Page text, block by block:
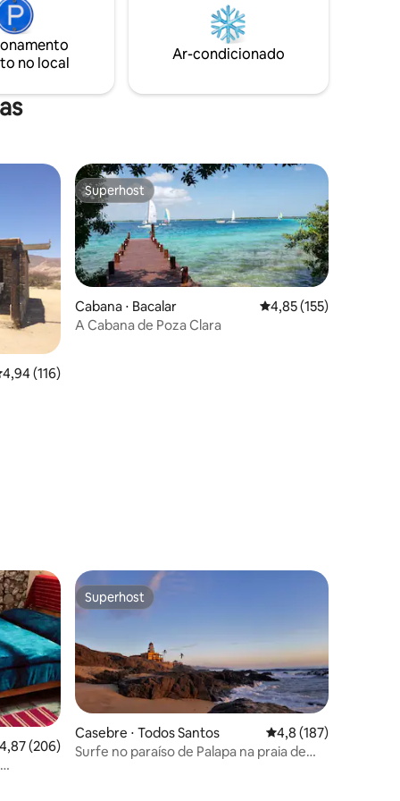
a
áudio rural. Estadias longas possíveis.
Propriedade de 1000m. Velocidade do
no local
Ar-condicionado
de uma avaliação média de 5, 116 avaliações
4,94 (116)
Superhost
Superhost
Cabana ⋅ Bacalar 4,85 de uma avaliação
4,85 (155)
A Cabana de Poza Clara
de uma avaliação média de 5, 206 avaliações
4,87 (206)
Superhost
Superhost
Casebre ⋅ Todos Santos 4,8 de uma avaliação
4,8 (187)
Surfe no paraíso de Palapa na praia de